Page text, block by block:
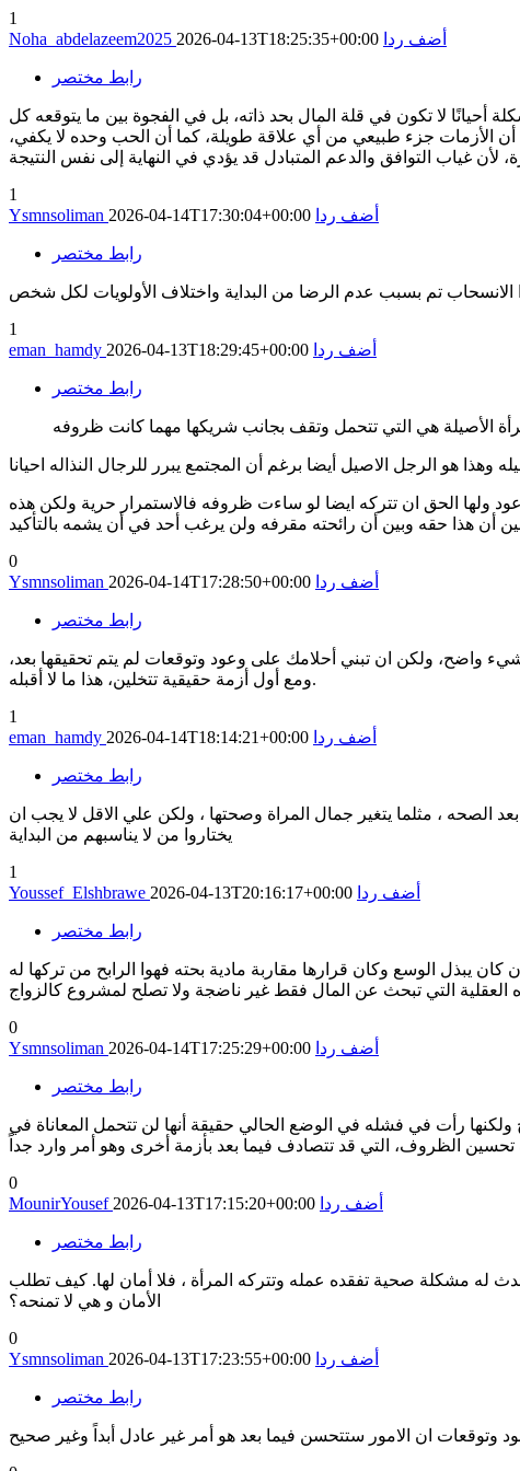
1
Noha_abdelazeem2025 2026-04-13T18:25:35+00:00 أضف ردا
رابط مختصر
أحيانًا لا تكون في قلة المال بحد ذاته، بل في الفجوة بين ما يتوقعه كل
الأزمات جزء طبيعي من أي علاقة طويلة، كما أن الحب وحده لا يكفي،
1
Ysmnsoliman 2026-04-14T17:30:04+00:00 أضف ردا
رابط مختصر
1
eman_hamdy 2026-04-13T18:29:45+00:00 أضف ردا
رابط مختصر
الأصيلة هي التي تتحمل وتقف بجانب شريكها مهما كانت ظروفه
ولها الحق ان تتركه ايضا لو ساءت ظروفه فالاستمرار حرية ولكن هذه
0
Ysmnsoliman 2026-04-14T17:28:50+00:00 أضف ردا
رابط مختصر
واضح، ولكن ان تبني أحلامك على وعود وتوقعات لم يتم تحقيقها بعد،
ومع أول أزمة حقيقية تتخلين، هذا ما لا أقبله.
1
eman_hamdy 2026-04-14T18:14:21+00:00 أضف ردا
رابط مختصر
الصحه ، مثلما يتغير جمال المراة وصحتها ، ولكن علي الاقل لا يجب ان
يختاروا من لا يناسبهم من البداية
1
Youssef_Elshbrawe 2026-04-13T20:16:17+00:00 أضف ردا
رابط مختصر
الوسع وكان قرارها مقاربة مادية بحته فهوا الرابح من تركها له
العقلية التي تبحث عن المال فقط غير ناضجة ولا تصلح لمشروع كالزواج
0
Ysmnsoliman 2026-04-14T17:25:29+00:00 أضف ردا
رابط مختصر
رأت في فشله في الوضع الحالي حقيقة أنها لن تتحمل المعاناة في
0
MounirYousef 2026-04-13T17:15:20+00:00 أضف ردا
رابط مختصر
له مشكلة صحية تفقده عمله وتتركه المرأة ، فلا أمان لها. كيف تطلب
الأمان و هي لا تمنحه؟
0
Ysmnsoliman 2026-04-13T17:23:55+00:00 أضف ردا
رابط مختصر